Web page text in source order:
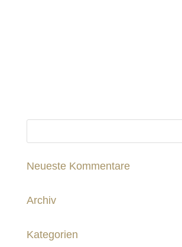
Neueste Kommentare
Archiv
Kategorien